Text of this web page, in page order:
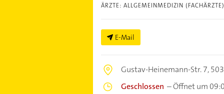
ÄRZTE: ALLGEMEINMEDIZIN (FACHÄRZTE)
E-Mail
Gustav-Heinemann-Str. 7,
Geschlossen –Öffnet um